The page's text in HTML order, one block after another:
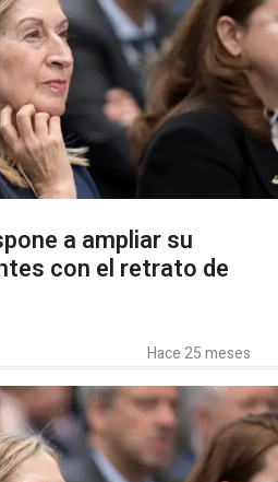
a ampliar su
con el retrato de
Hace 25 meses